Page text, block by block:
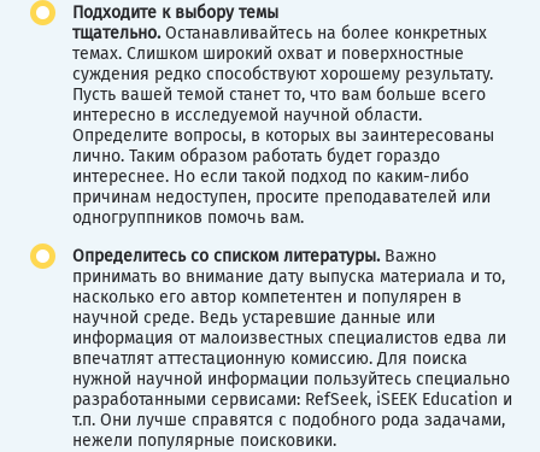
Подходите к выбору темы
тщательно.Останавливайтесь на более конкретных
темах. Слишком широкий охват и поверхностные
суждения редко способствуют хорошему результату.
Пусть вашей темой станет то, что вам больше всего
интересно в исследуемой научной области.
Определите вопросы, в которых вы заинтересованы
лично. Таким образом работать будет гораздо
интереснее. Но если такой подход по каким-либо
причинам недоступен, просите преподавателей или
одногруппников помочь вам.
Определитесь со списком литературы.Важно
принимать во внимание дату выпуска материала и то,
насколько его автор компетентен и популярен в
научной среде. Ведь устаревшие данные или
информация от малоизвестных специалистов едва ли
впечатлят аттестационную комиссию. Для поиска
нужной научной информации пользуйтесь специально
разработанными сервисами: RefSeek, iSEEK Education и
т.п. Они лучше справятся с подобного рода задачами,
нежели популярные поисковики.